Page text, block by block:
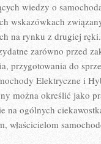
wiedzy o
wskazówkach
na rynku z drugiej
zarówno przed
przygotowania do
Elektryczne i
można określić jako
na ogólnych
właścicielom